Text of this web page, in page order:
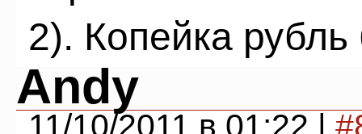
2). Копейка рубль
Andy
11/10/2011 в 01:22 |